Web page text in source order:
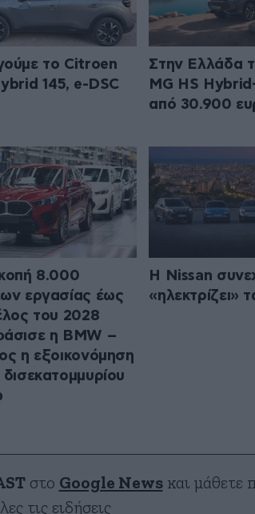
το Citroen
145, e-DSC
Στην Ελλάδα
MG HS
από 30.900
8.000
εργασίας έως
του 2028
η BMW –
η εξοικονόμηση
Η Nissan
«ηλεκτρίζει»
στο Google Newsκαι μάθετε
τις ειδήσεις